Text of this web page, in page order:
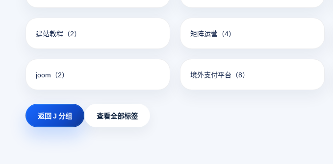
建站教程 （2） 矩阵运营 （4）
joom （2） 境外支付平台 （8）
返回 J 分组 查看全部标签